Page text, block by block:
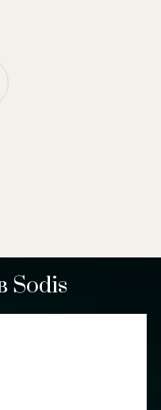
Sodis